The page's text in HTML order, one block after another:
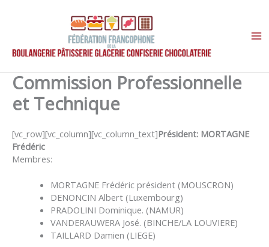
Commission Professionnelle
et Technique
[vc_row][vc_column][vc_column_text]Président: MORTAGNE
Frédéric
Membres:
MORTAGNE Frédéric président (MOUSCRON)
DENONCIN Albert (Luxembourg)
PRADOLINI Dominique. (NAMUR)
VANDERAUWERA José. (BINCHE/LA LOUVIERE)
TAILLARD Damien (LIEGE)